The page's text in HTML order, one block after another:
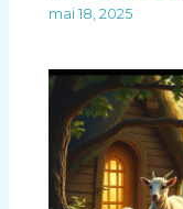
mai 18, 2025